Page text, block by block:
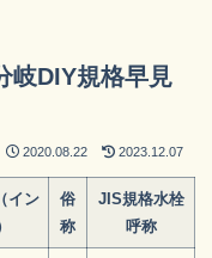
岐DIY規格早見
2020.08.22 2023.12.07
イン
俗
称
JIS規格水栓
呼称